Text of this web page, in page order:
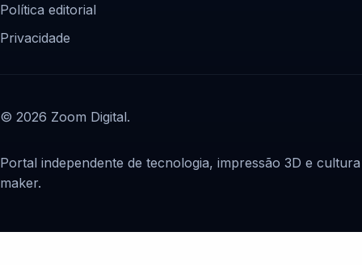
Política editorial
Privacidade
© 2026 Zoom Digital.
Portal independente de tecnologia, impressão 3D e cultura
maker.